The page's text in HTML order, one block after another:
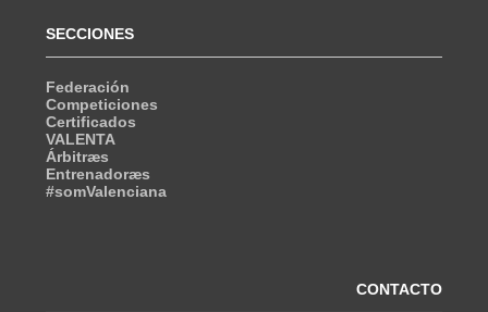
SECCIONES
Federación
Competiciones
Certificados
VALENTA
Árbitræs
Entrenadoræs
#somValenciana
CONTACTO